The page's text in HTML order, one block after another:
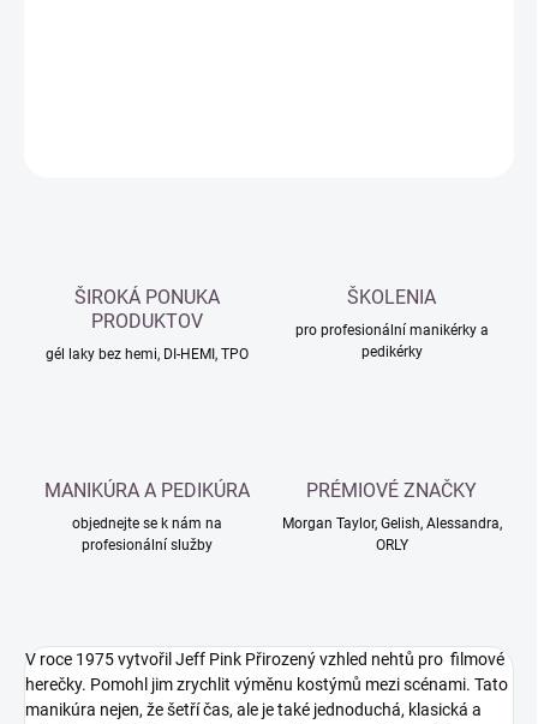
ŠIROKÁ PONUKA
PRODUKTOV
gél laky bez hemi, DI-HEMI, TPO
ŠKOLENIA
pro profesionální manikérky a
pedikérky
MANIKÚRA A PEDIKÚRA
objednejte se k nám na
profesionální služby
PRÉMIOVÉ ZNAČKY
Morgan Taylor, Gelish, Alessandra,
ORLY
V roce 1975 vytvořil Jeff Pink Přirozený vzhled nehtů pro filmové
herečky. Pomohl jim zrychlit výměnu kostýmů mezi scénami. Tato
manikúra nejen, že šetří čas, ale je také jednoduchá, klasická a